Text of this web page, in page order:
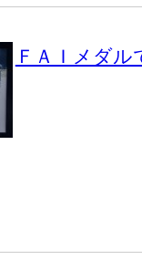
ＦＡＩメダル